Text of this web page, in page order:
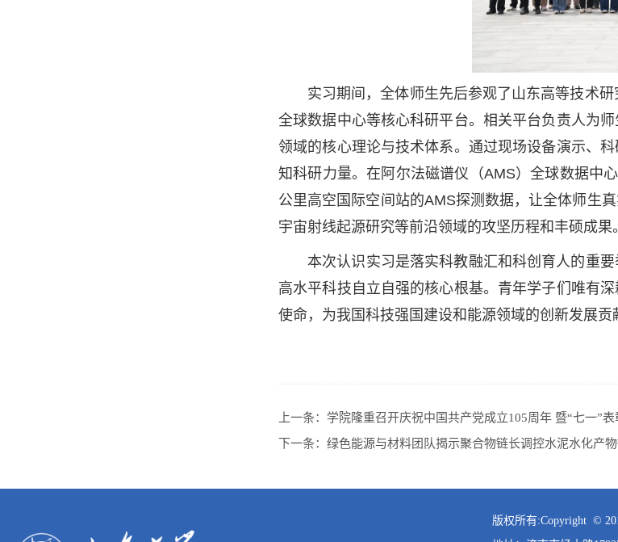
实习期间，全体师生先后参观了山东高等技术
全球数据中心等核心科研平台。相关平台负责人为
领域的核心理论与技术体系。通过现场设备演示、
知科研力量。在阿尔法磁谱仪（AMS）全球数据中
公里高空国际空间站的AMS探测数据，让全体师生
宇宙射线起源研究等前沿领域的攻坚历程和丰硕成果。
本次认识实习是落实科教融汇和科创育人的重
高水平科技自立自强的核心根基。青年学子们唯有
使命，为我国科技强国建设和能源领域的创新发展贡
上一条： 学院隆重召开庆祝中国共产党成立105周年 暨“七一”表
下一条： 绿色能源与材料团队揭示聚合物链长调控水泥水化产
版权所有:Copyright ©